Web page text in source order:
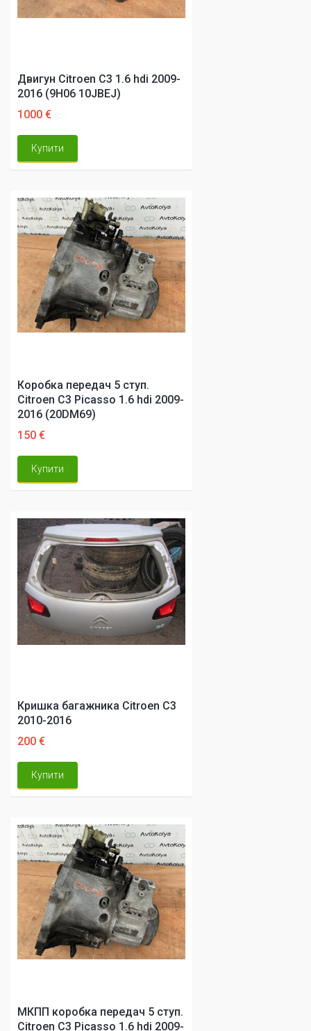
Двигун Citroen C3 1.6 hdi 2009-
2016 (9H06 10JBEJ)
1000 €
Купити
Коробка передач 5 ступ.
Citroen C3 Picasso 1.6 hdi 2009-
2016 (20DM69)
150 €
Купити
Кришка багажника Citroen C3
2010-2016
200 €
Купити
МКПП коробка передач 5 ступ.
Citroen C3 Picasso 1.6 hdi 2009-